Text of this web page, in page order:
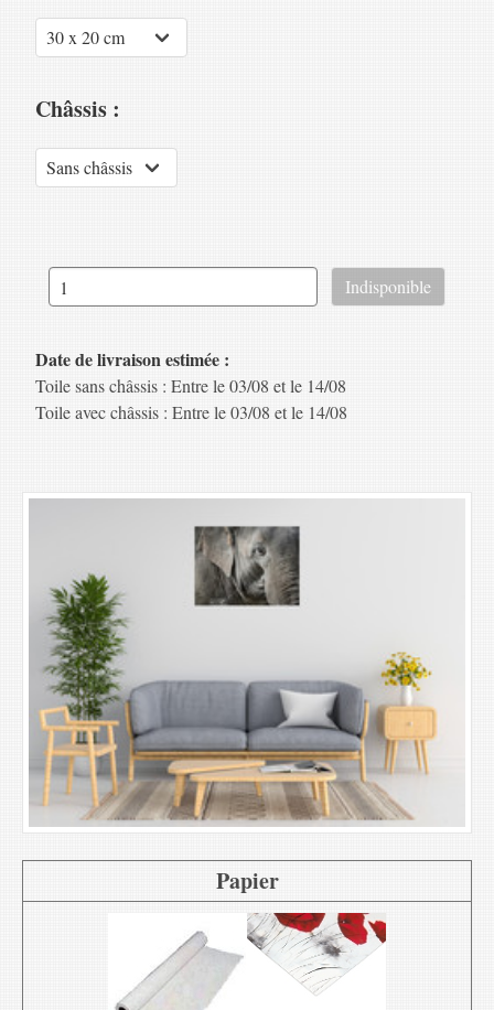
Châssis :
Date de livraison estimée :
Toile sans châssis : Entre le 03/08 et le 14/08
Toile avec châssis : Entre le 03/08 et le 14/08
Papier